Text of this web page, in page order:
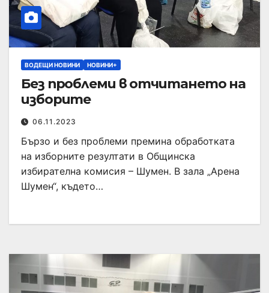
ВОДЕЩИ НОВИНИ НОВИНИ+
Без проблеми в отчитането на
изборите
06.11.2023
Бързо и без проблеми премина обработката
на изборните резултати в Общинска
избирателна комисия – Шумен. В зала „Арена
Шумен“, където…